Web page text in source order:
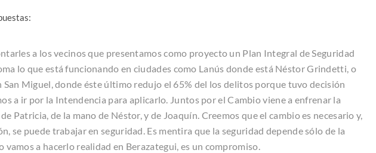
a los vecinos que presentamos como proyecto un Plan Integral de Seguridad
lo que está funcionando en ciudades como Lanús donde está Néstor Grindetti, o
San Miguel, donde éste último redujo el 65% del los delitos porque tuvo decisión
a ir por la Intendencia para aplicarlo. Juntos por el Cambio viene a enfrenar la
Patricia, de la mano de Néstor, y de Joaquín. Creemos que el cambio es necesario y,
se puede trabajar en seguridad. Es mentira que la seguridad depende sólo de la
vamos a hacerlo realidad en Berazategui, es un compromiso.